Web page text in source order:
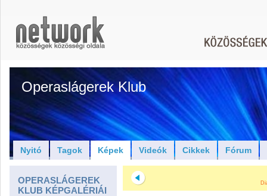
Operaslágerek Klub
Nyitó Tagok Képek Videók Cikkek Fórum
OPERASLÁGEREK
KLUB KÉPGALÉRIÁI